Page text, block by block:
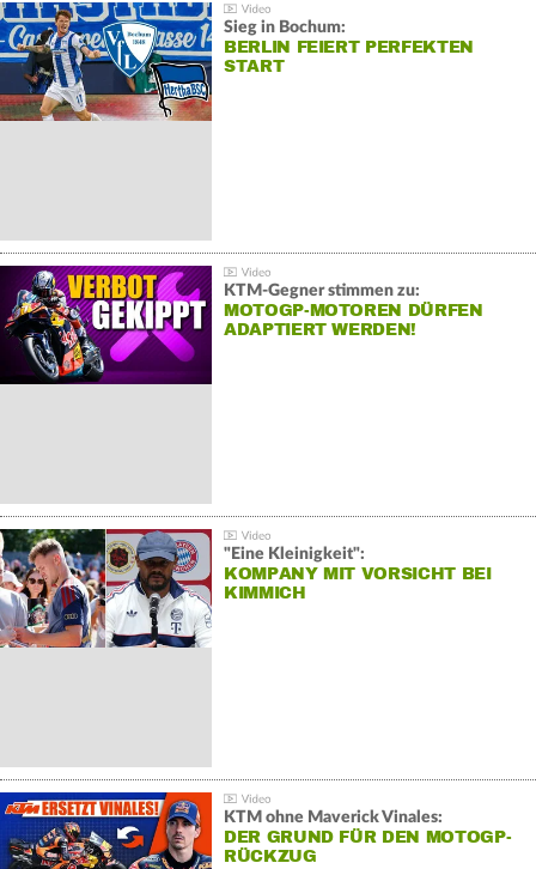
Sieg in Bochum:
BERLIN FEIERT PERFEKTEN
START
KTM-Gegner stimmen zu:
MOTOGP-MOTOREN DÜRFEN
ADAPTIERT WERDEN!
"Eine Kleinigkeit":
KOMPANY MIT VORSICHT BEI
KIMMICH
KTM ohne Maverick Vinales:
DER GRUND FÜR DEN MOTOGP-
RÜCKZUG